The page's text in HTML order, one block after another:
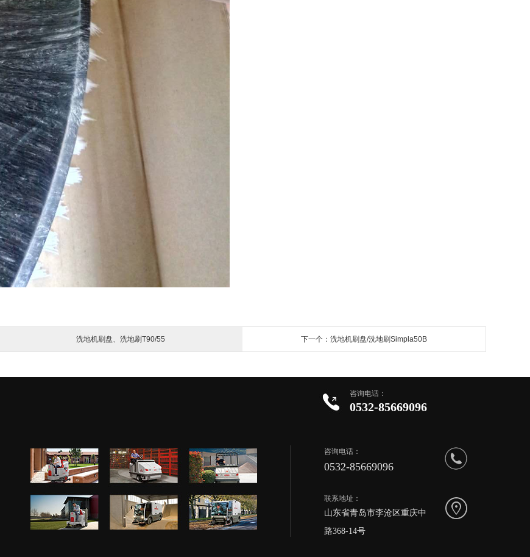
洗地机刷盘、洗地刷T90/55 下一个：洗地机刷盘/洗地刷Simpla50B
咨询电话：
0532-85669096
联系地址：
山东省青岛市李沧区重庆中
路368-14号
咨询电话：
0532-85669096